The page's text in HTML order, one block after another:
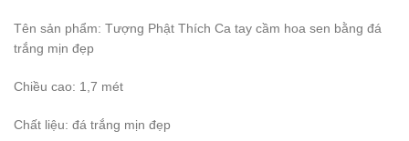
Tên sản phẩm: Tượng Phật Thích Ca tay cầm hoa sen bằng đá
trắng mịn đẹp
Chiều cao: 1,7 mét
Chất liệu: đá trắng mịn đẹp